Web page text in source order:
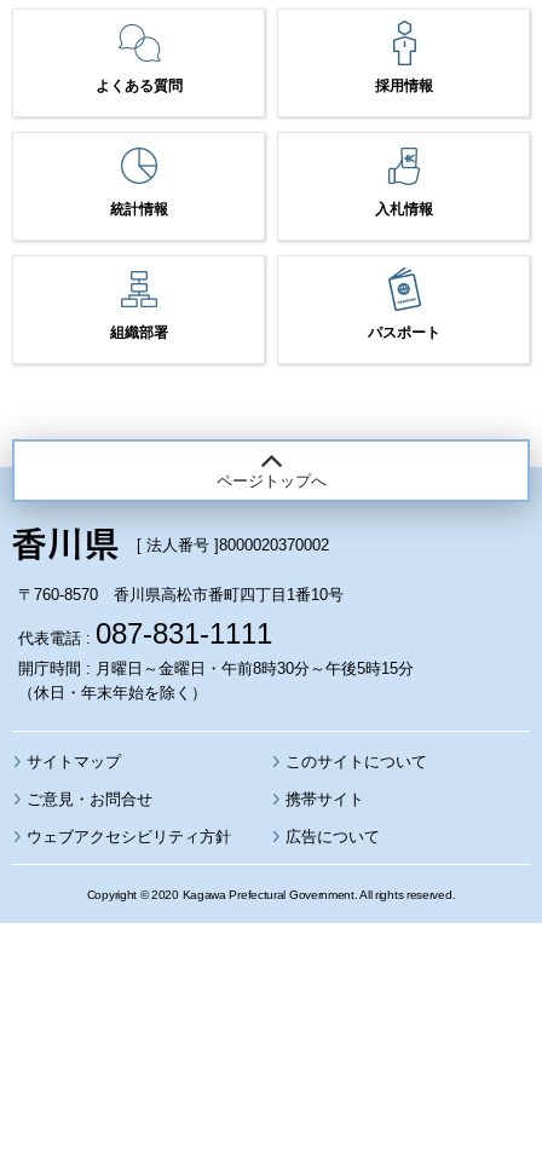
よくある質問 採用情報
統計情報 入札情報
組織部署 パスポート
ページトップへ
[ 法人番号 ]8000020370002
〒760-8570 香川県高松市番町四丁目1番10号
代表電話 : 087-831-1111
開庁時間 : 月曜日～金曜日・午前8時30分～午後5時15分
（休日・年末年始を除く）
サイトマップ このサイトについて
携帯サイト
ウェブアクセシビリティ方針 広告について
Copyright © 2020 Kagawa Prefectural Government. All rights reserved.